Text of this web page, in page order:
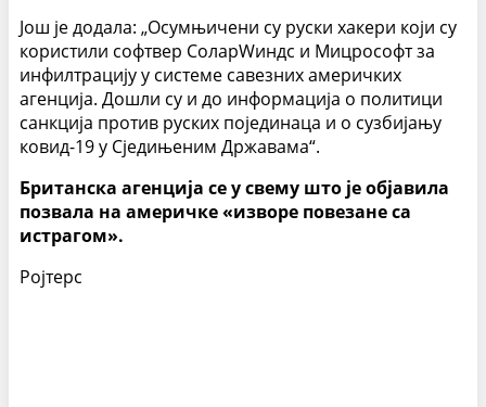
Још је додала: „Осумњичени су руски хакери који су
користили софтвер СоларWиндс и Мицрософт за
инфилтрацију у системе савезних америчких
агенција. Дошли су и до информација о политици
санкција против руских појединаца и о сузбијању
ковид-19 у Сједињеним Државама“.
Британска агенција се у свему што је објавила
позвала на америчке «изворе повезане са
истрагом».
Ројтерс